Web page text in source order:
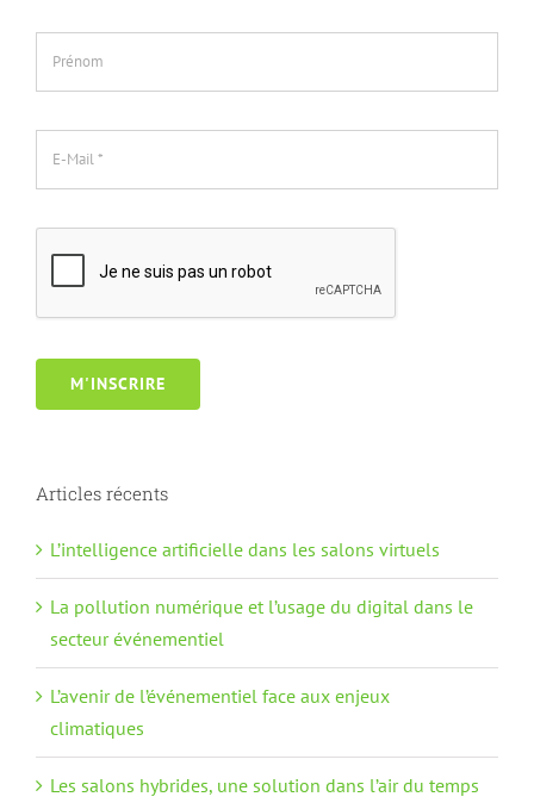
M'INSCRIRE
Articles récents
L’intelligence artificielle dans les salons virtuels
La pollution numérique et l’usage du digital dans le
secteur événementiel
L’avenir de l’événementiel face aux enjeux
climatiques
Les salons hybrides, une solution dans l’air du temps